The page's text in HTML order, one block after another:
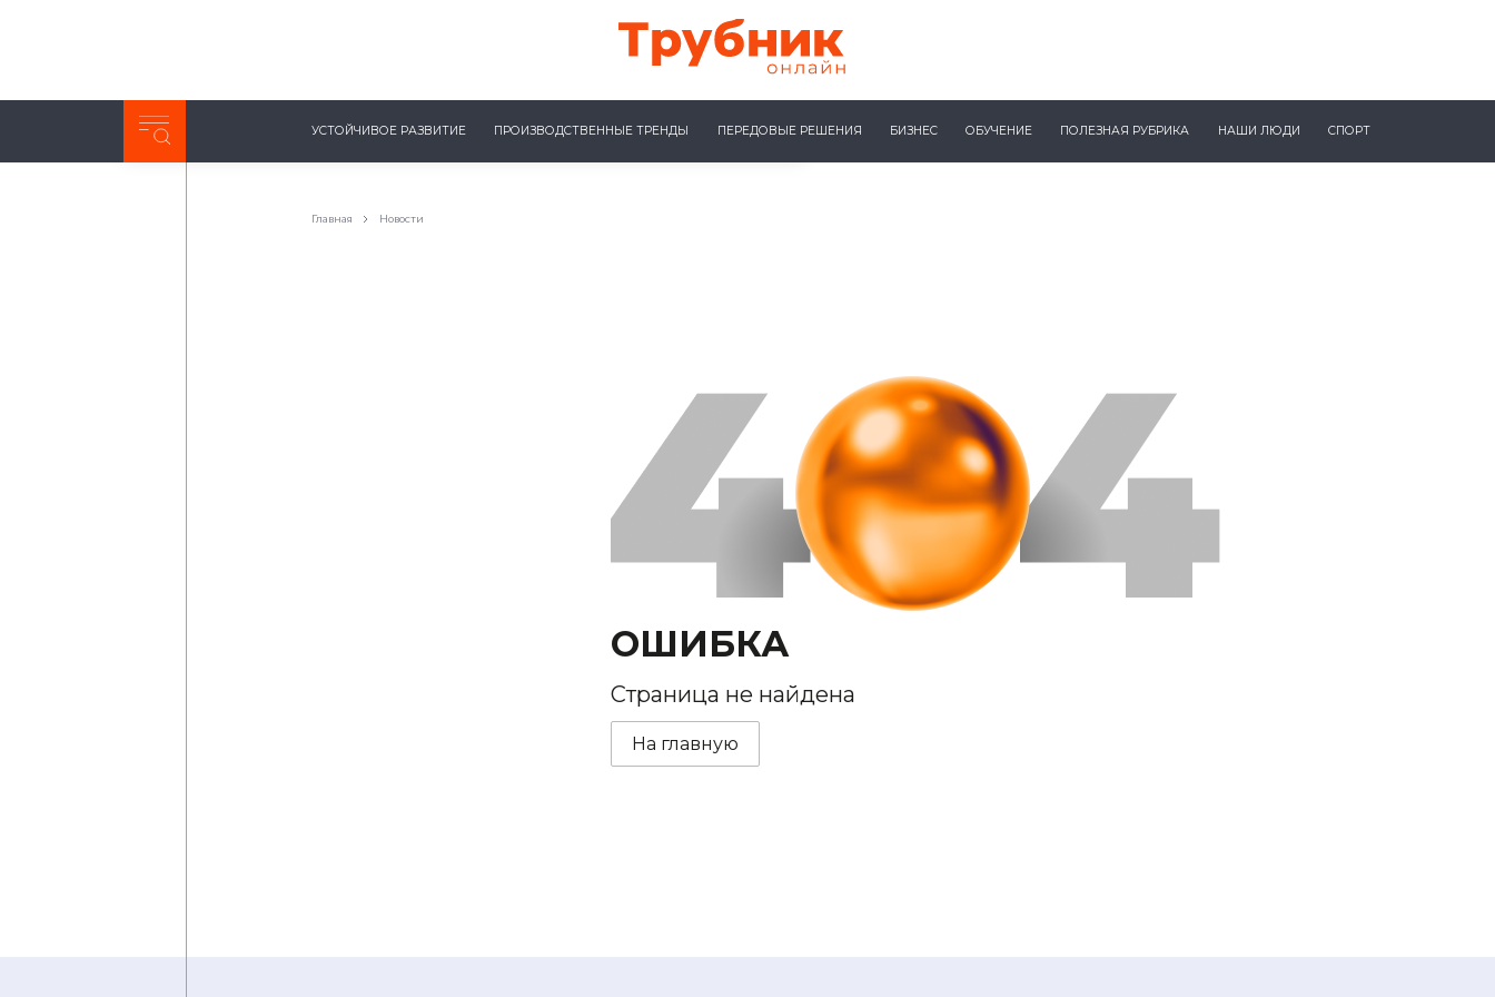
Неделя с ТМК. Выпуск №27 (225)
УСТОЙЧИВОЕ РАЗВИТИЕ ПРОИЗВОДСТВЕННЫЕ ТРЕНДЫ ПЕРЕДОВЫЕ РЕШЕНИЯ БИЗНЕС ОБУЧЕНИЕ ПОЛЕЗНАЯ РУБРИКА НАШИ ЛЮДИ СПОРТ
Главная Новости
ОШИБКА
Страница не найдена
На главную